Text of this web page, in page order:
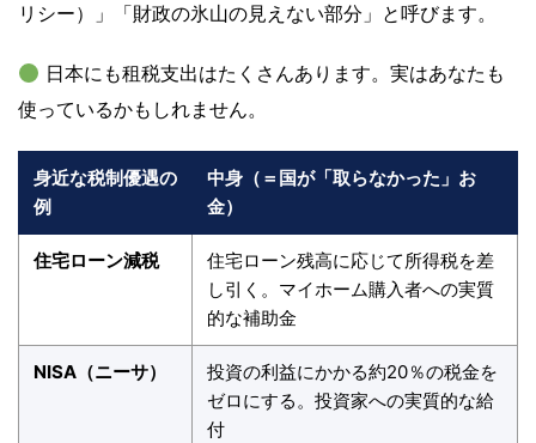
リシー）」「財政の氷山の見えない部分」と呼びます。
日本にも租税支出はたくさんあります。実はあなたも
使っているかもしれません。
身近な税制優遇の
例
中身（＝国が「取らなかった」お
金）
住宅ローン減税
住宅ローン残高に応じて所得税を差
し引く。マイホーム購入者への実質
的な補助金
NISA（ニーサ）
投資の利益にかかる約20％の税金を
ゼロにする。投資家への実質的な給
付